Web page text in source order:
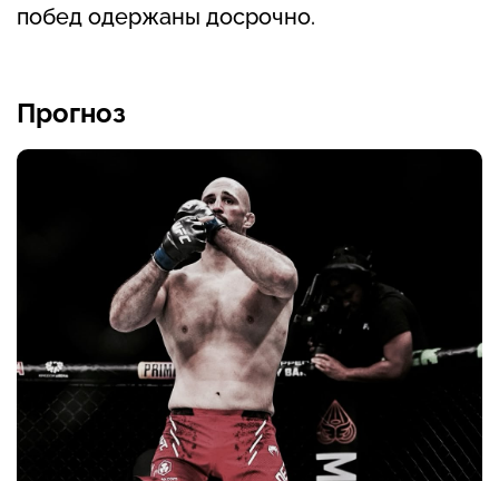
побед одержаны досрочно.
Прогноз